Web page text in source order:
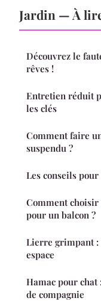
Jardin — À
Découvrez le
rêves !
Entretien réduit
les clés
Comment faire
suspendu ?
Les conseils
Comment choisir
pour un balcon ?
Lierre grimpant :
espace
Hamac pour
de compagnie